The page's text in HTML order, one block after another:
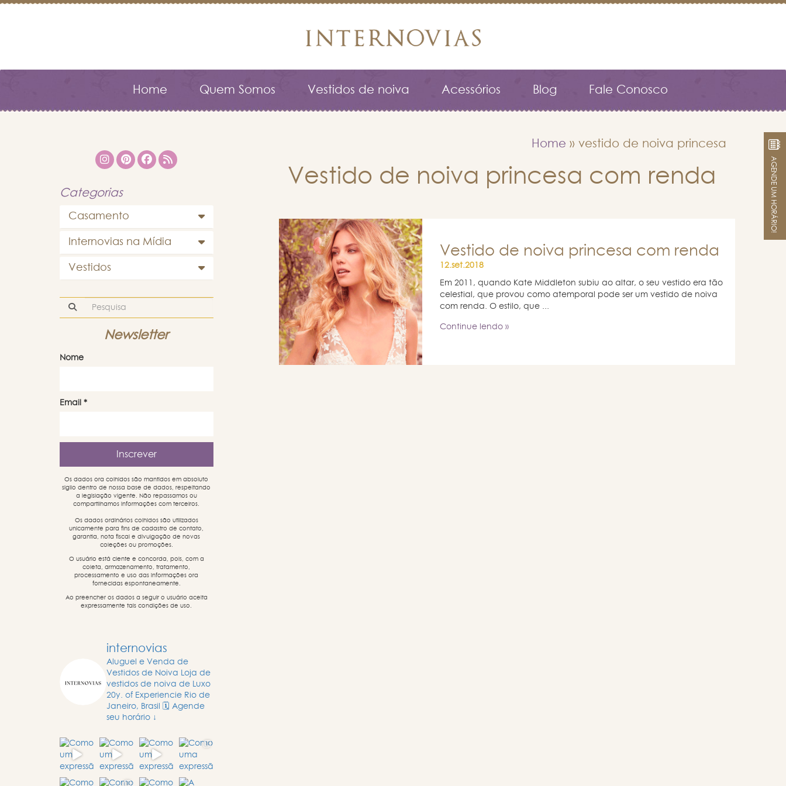
Home Quem Somos Vestidos de noiva Acessórios Blog Fale Conosco
Categorias
Casamento
Internovias na Mídia
Vestidos
Newsletter
Nome
Email *
Os dados ora colhidos são mantidos em absoluto
sigilo dentro de nossa base de dados, respeitando
a legislação vigente. Não repassamos ou
compartilhamos informações com terceiros.
Os dados ordinários colhidos são utilizados
unicamente para fins de cadastro de contato,
garantia, nota fiscal e divulgação de novas
coleções ou promoções.
O usuário está ciente e concorda, pois, com a
coleta, armazenamento, tratamento,
processamento e uso das informações ora
fornecidas espontaneamente.
Ao preencher os dados a seguir o usuário aceita
expressamente tais condições de uso.
internovias
Aluguel e Venda de
Vestidos de Noiva Loja de
vestidos de noiva de Luxo
20y. of Experiencie Rio de
Janeiro, Brasil
🗓️ Agende
seu horário ↓
Home » vestido de noiva princesa
Vestido de noiva princesa com renda
Vestido de noiva princesa com renda
12.set.2018
Em 2011, quando Kate Middleton subiu ao altar, o seu vestido era tão
celestial, que provou como atemporal pode ser um vestido de noiva
com renda. O estilo, que ...
Continue lendo »
AGENDE UM HORÁRIO!